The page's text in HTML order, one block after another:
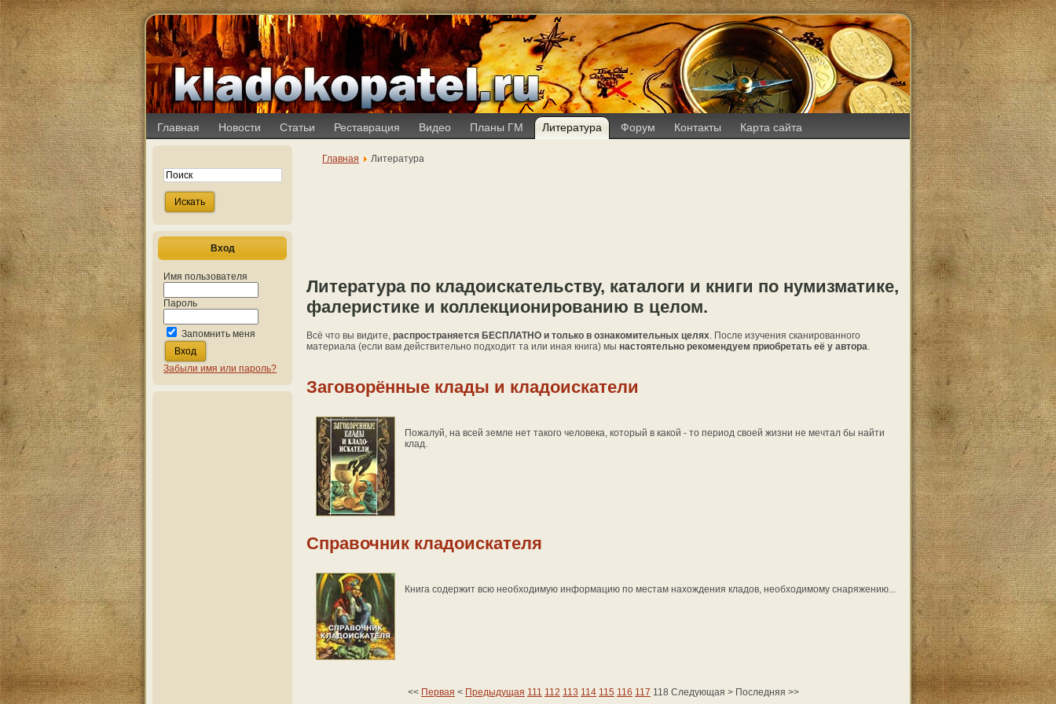
Главная Новости Статьи Реставрация Видео Планы ГМ Литература Форум Контакты Карта сайта
Вход
Имя пользователя
Пароль
Запомнить меня
Забыли имя или пароль?
Главная Литература
Литература по кладоискательству, каталоги и книги по нумизматике,
фалеристике и коллекционированию в целом.
Всё что вы видите, распространяется БЕСПЛАТНО и только в ознакомительных целях. После изучения сканированного
материала (если вам действительно подходит та или иная книга) мы настоятельно рекомендуем приобретать её у автора.
Заговорённые клады и кладоискатели
Пожалуй, на всей земле нет такого человека, который в какой - то период своей жизни не мечтал бы найти
клад.
Справочник кладоискателя
Книга содержит всю необходимую информацию по местам нахождения кладов, необходимому снаряжению...
<< Первая < Предыдущая 111 112 113 114 115 116 117 118 Следующая > Последняя >>